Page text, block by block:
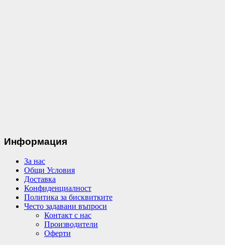
Информация
За нас
Общи Условия
Доставка
Конфиденциалност
Политика за бисквитките
Често задавани въпроси
Контакт с нас
Производители
Оферти